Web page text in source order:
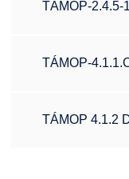
TÁMOP-2.4.5-
TÁMOP-
TÁMOP 4.1.2